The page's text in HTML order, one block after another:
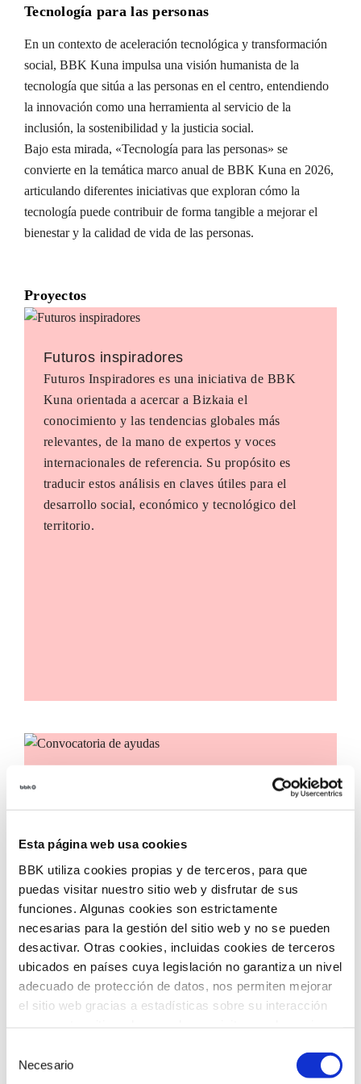
Esta página web usa cookies
BBK utiliza cookies propias y de terceros, para que
puedas visitar nuestro sitio web y disfrutar de sus
funciones. Algunas cookies son estrictamente
necesarias para la gestión del sitio web y no se pueden
desactivar. Otras cookies, incluidas cookies de terceros
ubicados en países cuya legislación no garantiza un nivel
adecuado de protección de datos, nos permiten mejorar
el sitio web gracias a estadísticas sobre su interacción
el uso que haga del sitio web con nuestros partners de
Necesario
Tecnología para las personas
En un contexto de aceleración tecnológica y transformación
social, BBK Kuna impulsa una visión humanista de la
tecnología que sitúa a las personas en el centro, entendiendo
la innovación como una herramienta al servicio de la
inclusión, la sostenibilidad y la justicia social.
Bajo esta mirada, «Tecnología para las personas» se
convierte en la temática marco anual de BBK Kuna en 2026,
articulando diferentes iniciativas que exploran cómo la
tecnología puede contribuir de forma tangible a mejorar el
bienestar y la calidad de vida de las personas.
Proyectos
Futuros inspiradores
Futuros Inspiradores es una iniciativa de BBK
Kuna orientada a acercar a Bizkaia el
conocimiento y las tendencias globales más
relevantes, de la mano de expertos y voces
internacionales de referencia. Su propósito es
traducir estos análisis en claves útiles para el
desarrollo social, económico y tecnológico del
territorio.
entidades del tercer sector, con el objetivo de
acelerar la transformación social en nuestro
territorio.